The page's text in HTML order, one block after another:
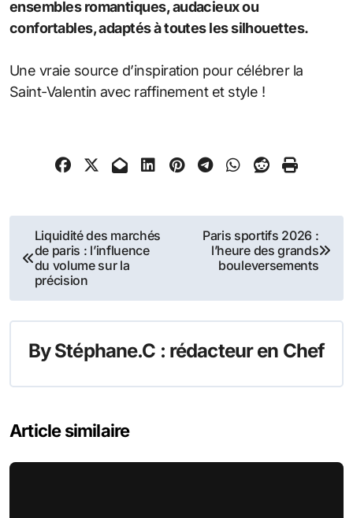
ensembles romantiques, audacieux ou
confortables, adaptés à toutes les silhouettes.
Une vraie source d’inspiration pour célébrer la
Saint-Valentin avec raffinement et style !
Navigation
de
l’article
Liquidité des marchés
de paris : l’influence
du volume sur la
précision
Paris sportifs 2026 :
l’heure des grands
bouleversements
ByStéphane.C : rédacteur en Chef
Article similaire